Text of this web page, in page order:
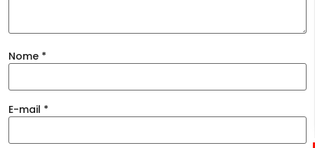
Nome *
E-mail *